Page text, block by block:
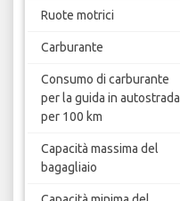
Ruote motrici
Carburante
Consumo di carburante
per la guida in autostrada
per 100 km
Capacità massima del
bagagliaio